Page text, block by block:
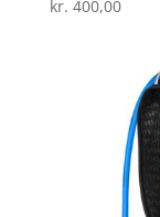
Vurderet
4.9
kr. 400,00